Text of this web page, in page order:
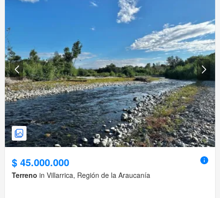
$ 45.000.000
Terreno in Villarrica, Región de la Araucanía